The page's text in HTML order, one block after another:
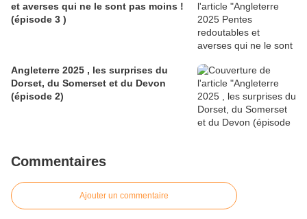
et averses qui ne le sont pas moins !
(épisode 3 )
Angleterre 2025 , les surprises du
Dorset, du Somerset et du Devon
(épisode 2)
Commentaires
Ajouter un commentaire